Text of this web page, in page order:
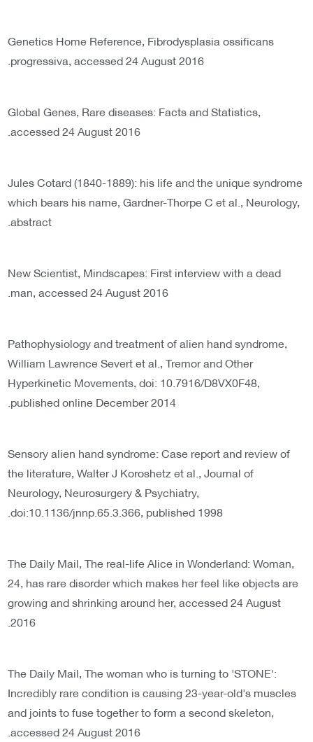
Genetics Home Reference, Fibrodysplasia ossificans
progressiva, accessed 24 August 2016.
Global Genes, Rare diseases: Facts and Statistics,
accessed 24 August 2016.
Jules Cotard (1840-1889): his life and the unique syndrome
which bears his name, Gardner-Thorpe C et al., Neurology,
abstract.
New Scientist, Mindscapes: First interview with a dead
man, accessed 24 August 2016.
Pathophysiology and treatment of alien hand syndrome,
William Lawrence Severt et al., Tremor and Other
Hyperkinetic Movements, doi: 10.7916/D8VX0F48,
published online December 2014.
Sensory alien hand syndrome: Case report and review of
the literature, Walter J Koroshetz et al., Journal of
Neurology, Neurosurgery & Psychiatry,
doi:10.1136/jnnp.65.3.366, published 1998.
The Daily Mail, The real-life Alice in Wonderland: Woman,
24, has rare disorder which makes her feel like objects are
growing and shrinking around her, accessed 24 August
2016.
The Daily Mail, The woman who is turning to 'STONE':
Incredibly rare condition is causing 23-year-old's muscles
and joints to fuse together to form a second skeleton,
accessed 24 August 2016.